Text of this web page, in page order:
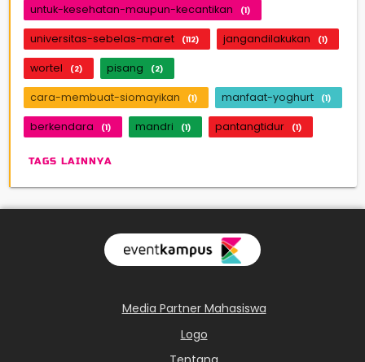
untuk-kesehatan-maupun-kecantikan (1)
universitas-sebelas-maret (112) jangandilakukan (1)
wortel (2) pisang (2)
cara-membuat-siomayikan (1) manfaat-yoghurt (1)
berkendara (1) mandri (1) pantangtidur (1)
TAGS LAINNYA
Media Partner Mahasiswa
Logo